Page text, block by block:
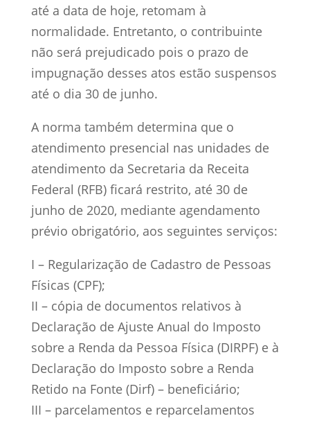
até a data de hoje, retomam à
normalidade. Entretanto, o contribuinte
não será prejudicado pois o prazo de
impugnação desses atos estão suspensos
até o dia 30 de junho.
A norma também determina que o
atendimento presencial nas unidades de
atendimento da Secretaria da Receita
Federal (RFB) ficará restrito, até 30 de
junho de 2020, mediante agendamento
prévio obrigatório, aos seguintes serviços:
I – Regularização de Cadastro de Pessoas
Físicas (CPF);
II – cópia de documentos relativos à
Declaração de Ajuste Anual do Imposto
sobre a Renda da Pessoa Física (DIRPF) e à
Declaração do Imposto sobre a Renda
Retido na Fonte (Dirf) – beneficiário;
III – parcelamentos e reparcelamentos